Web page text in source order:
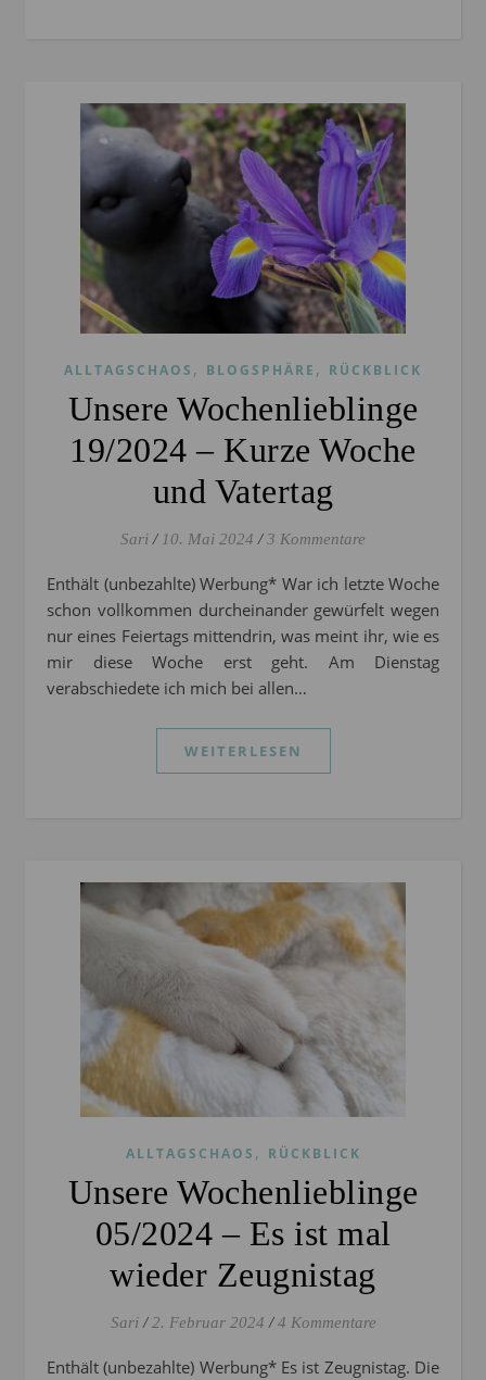
ALLTAGSCHAOS , BLOGSPHÄRE , RÜCKBLICK
Unsere Wochenlieblinge
19/2024 – Kurze Woche
und Vatertag
Sari / 10. Mai 2024 / 3 Kommentare
Enthält (unbezahlte) Werbung* War ich letzte Woche
schon vollkommen durcheinander gewürfelt wegen
nur eines Feiertags mittendrin, was meint ihr, wie es
mir diese Woche erst geht. Am Dienstag
verabschiedete ich mich bei allen…
WEITERLESEN
ALLTAGSCHAOS , RÜCKBLICK
Unsere Wochenlieblinge
05/2024 – Es ist mal
wieder Zeugnistag
Sari / 2. Februar 2024 / 4 Kommentare
Enthält (unbezahlte) Werbung* Es ist Zeugnistag. Die